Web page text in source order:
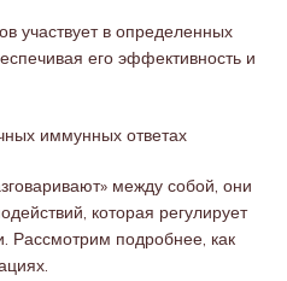
участвует в определенных
его эффективность и
иммунных ответах
между собой, они
которая регулирует
Рассмотрим подробнее, как